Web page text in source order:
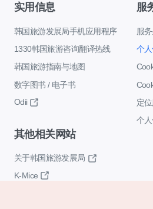
实用信息
韩国旅游发展局手机应用程序
1330韩国旅游咨询翻译热线
韩国旅游指南与地图
数字图书 / 电子书
Odii
服
服
个
定
个
其他相关网站
关于韩国旅游发展局
K-Mice